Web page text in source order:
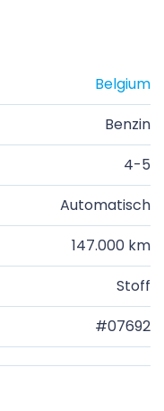
Belgium
Benzin
4-5
Automatisch
147.000 km
Stoff
#07692